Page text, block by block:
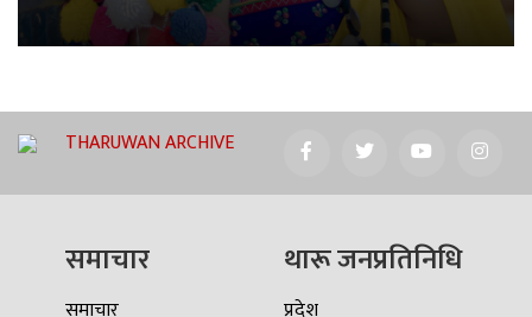
THARUWAN ARCHIVE
समाचार
समाचार
थारू जनप्रतिनिधि
प्रदेश